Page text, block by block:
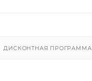
ДИСКОНТНАЯ ПРОГРАММА